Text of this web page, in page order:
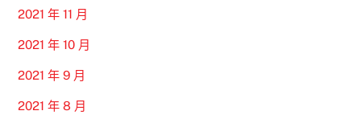
2021 年 11 月
2021 年 10 月
2021 年 9 月
2021 年 8 月